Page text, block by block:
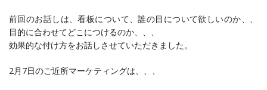
前回のお話しは、看板について、誰の目について欲しいのか、、
目的に合わせてどこにつけるのか、、、
効果的な付け方をお話しさせていただきました。
2月7日のご近所マーケティングは、、、